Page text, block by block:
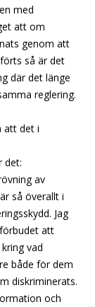
med
att om
genom att
så är det
där det länge
reglering.
att det i
det:
av
så överallt i
Jag
att
vad
både för dem
diskriminerats.
och